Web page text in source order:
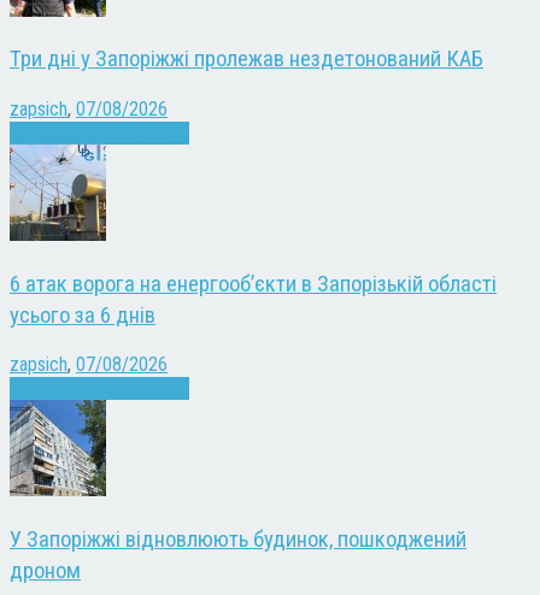
Три дні у Запоріжжі пролежав нездетонований КАБ
zapsich, 07/08/2026
6 атак ворога на енергооб’єкти в Запорізькій області
усього за 6 днів
zapsich, 07/08/2026
У Запоріжжі відновлюють будинок, пошкоджений
дроном